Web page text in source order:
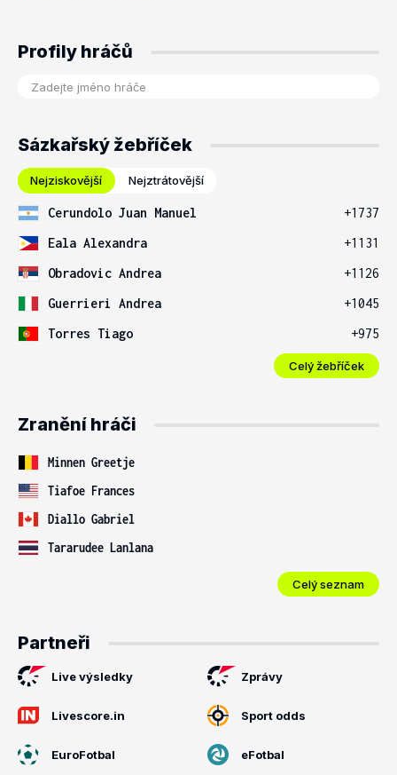
Profily hráčů
Sázkařský žebříček
Nejziskovější Nejztrátovější
Cerundolo Juan Manuel
+1737
Eala Alexandra
+1131
Obradovic Andrea
+1126
Guerrieri Andrea
+1045
Torres Tiago
+975
Celý žebříček
Zranění hráči
Minnen Greetje
Tiafoe Frances
Diallo Gabriel
Tararudee Lanlana
Celý seznam
Partneři
Live výsledky Zprávy
Livescore.in Sport odds
EuroFotbal eFotbal